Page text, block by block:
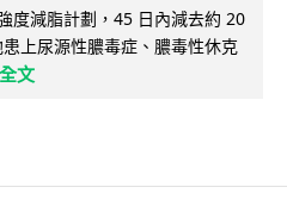
度減脂計劃，45 日內減去約 20
上尿源性膿毒症、膿毒性休克
文